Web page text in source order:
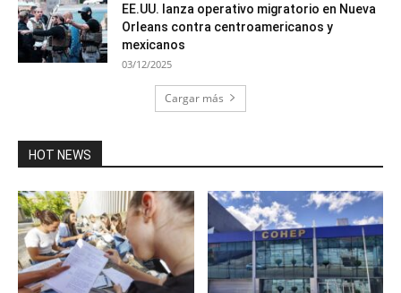
EE.UU. lanza operativo migratorio en Nueva
Orleans contra centroamericanos y
mexicanos
03/12/2025
Cargar más
HOT NEWS